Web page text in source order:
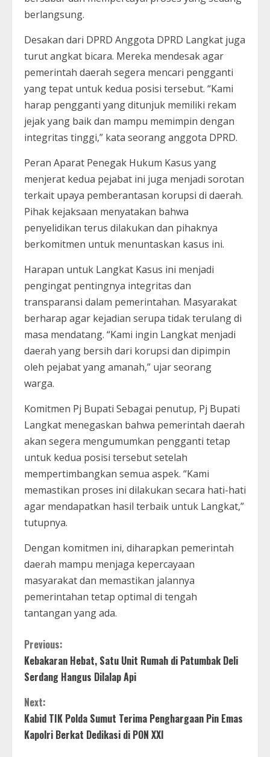
berlangsung.
Desakan dari DPRD Anggota DPRD Langkat juga
turut angkat bicara. Mereka mendesak agar
pemerintah daerah segera mencari pengganti
yang tepat untuk kedua posisi tersebut. “Kami
harap pengganti yang ditunjuk memiliki rekam
jejak yang baik dan mampu memimpin dengan
integritas tinggi,” kata seorang anggota DPRD.
Peran Aparat Penegak Hukum Kasus yang
menjerat kedua pejabat ini juga menjadi sorotan
terkait upaya pemberantasan korupsi di daerah.
Pihak kejaksaan menyatakan bahwa
penyelidikan terus dilakukan dan pihaknya
berkomitmen untuk menuntaskan kasus ini.
Harapan untuk Langkat Kasus ini menjadi
pengingat pentingnya integritas dan
transparansi dalam pemerintahan. Masyarakat
berharap agar kejadian serupa tidak terulang di
masa mendatang. “Kami ingin Langkat menjadi
daerah yang bersih dari korupsi dan dipimpin
oleh pejabat yang amanah,” ujar seorang
warga.
Komitmen Pj Bupati Sebagai penutup, Pj Bupati
Langkat menegaskan bahwa pemerintah daerah
akan segera mengumumkan pengganti tetap
untuk kedua posisi tersebut setelah
mempertimbangkan semua aspek. “Kami
memastikan proses ini dilakukan secara hati-hati
agar mendapatkan hasil terbaik untuk Langkat,”
tutupnya.
Dengan komitmen ini, diharapkan pemerintah
daerah mampu menjaga kepercayaan
masyarakat dan memastikan jalannya
pemerintahan tetap optimal di tengah
tantangan yang ada.
C
o
n
t
Previous:
Kebakaran Hebat, Satu Unit Rumah di Patumbak Deli
Serdang Hangus Dilalap Api
Next:
Kabid TIK Polda Sumut Terima Penghargaan Pin Emas
Kapolri Berkat Dedikasi di PON XXI